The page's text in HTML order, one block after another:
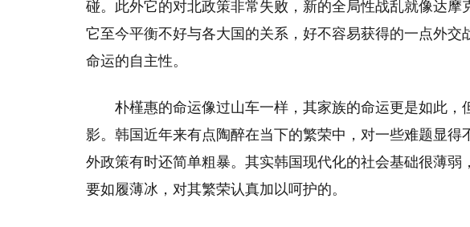
碰。此外它的对北政策非常失败，新的全局性战乱就像达摩
它至今平衡不好与各大国的关系，好不容易获得的一点外交
命运的自主性。
朴槿惠的命运像过山车一样，其家族的命运更是如此，
影。韩国近年来有点陶醉在当下的繁荣中，对一些难题显
外政策有时还简单粗暴。其实韩国现代化的社会基础很薄
要如履薄冰，对其繁荣认真加以呵护的。